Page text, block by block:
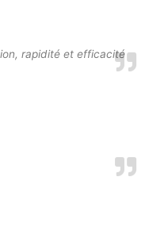
rapidité et efficacité